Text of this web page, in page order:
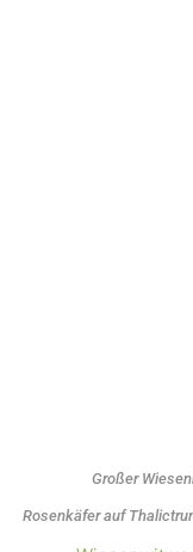
Großer
Rosenkäfer auf